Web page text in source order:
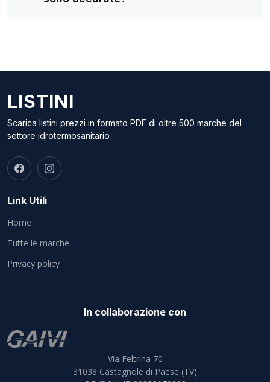
LISTINI
Scarica listini prezzi in formato PDF di oltre 500 marche del
settore idrotermosanitario
Link Utili
Home
Tutte le marche
Privacy policy
In collaborazione con
Via Feltrina 70
31038 Castagnole di Paese (TV)